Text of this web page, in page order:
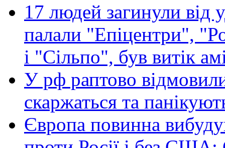
17 людей загинули від
палали "Епіцентри",
і "Сільпо", був витік
У рф раптово
скаржаться та
Європа повинна